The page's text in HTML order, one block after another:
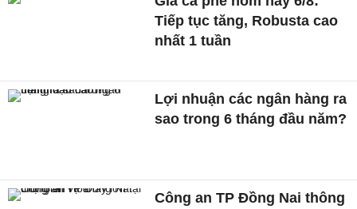
Tiếp tục tăng, Robusta cao
nhất 1 tuần
Lợi nhuận các ngân hàng ra
sao trong 6 tháng đầu năm?
Công an TP Đồng Nai thông